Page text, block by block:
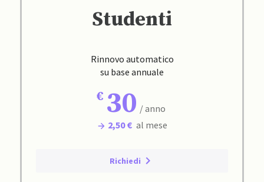
Studenti
Rinnovo automatico
su base annuale
30 / anno
2,50 € al mese
Richiedi